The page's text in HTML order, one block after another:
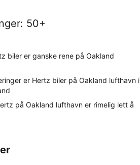
: 50+
biler er ganske rene på Oakland
er Hertz biler på Oakland lufthavn i
på Oakland lufthavn er rimelig lett å